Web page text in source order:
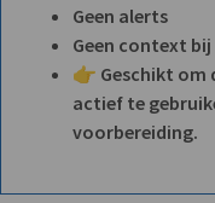
Geen alerts
Geen context
👉 Geschikt om
actief te
voorbereiding.